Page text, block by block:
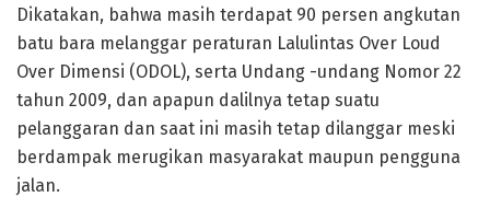
Dikatakan, bahwa masih terdapat 90 persen angkutan
batu bara melanggar peraturan Lalulintas Over Loud
Over Dimensi (ODOL), serta Undang -undang Nomor 22
tahun 2009, dan apapun dalilnya tetap suatu
pelanggaran dan saat ini masih tetap dilanggar meski
berdampak merugikan masyarakat maupun pengguna
jalan.